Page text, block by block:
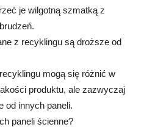
je wilgotną szmatką z
z recyklingu są droższe od
mogą się różnić w
produktu, ale zazwyczaj
od innych paneli.
paneli ścienne?